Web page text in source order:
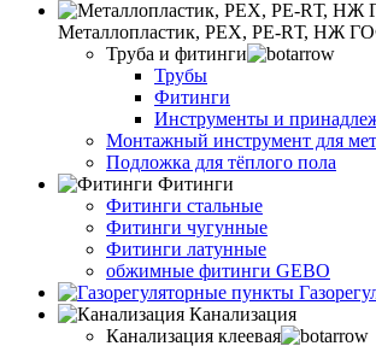
Металлопластик, РЕХ, РЕ-RТ, НЖ
Труба и фитинги
Трубы
Фитинги
Инструменты и
Монтажный инструмент для
Подложка для тёплого пола
Фитинги
Фитинги стальные
Фитинги чугунные
Фитинги латунные
обжимные фитинги GEBO
Канализация
Канализация клеевая